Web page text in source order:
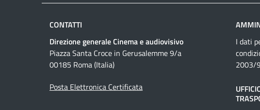
CONTATTI
Direzione generale Cinema e audiovisivo
Piazza Santa Croce in Gerusalemme 9/a
00185 Roma (Italia)
Posta Elettronica Certificata
I dati
2003/